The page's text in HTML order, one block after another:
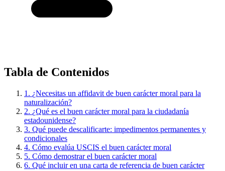
Tabla de Contenidos
1. ¿Necesitas un affidavit de buen carácter moral para la
naturalización?
2. ¿Qué es el buen carácter moral para la ciudadanía
estadounidense?
3. Qué puede descalificarte: impedimentos permanentes y
condicionales
4. Cómo evalúa USCIS el buen carácter moral
5. Cómo demostrar el buen carácter moral
6. Qué incluir en una carta de referencia de buen carácter